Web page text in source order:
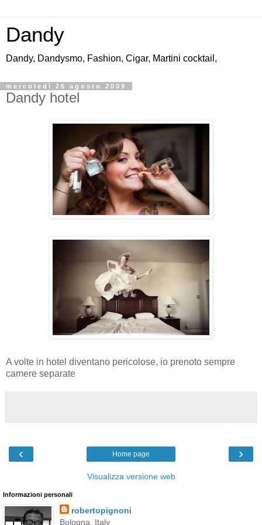
Dandy
Dandy, Dandysmo, Fashion, Cigar, Martini cocktail,
mercoledì 26 agosto 2009
Dandy hotel
A volte in hotel diventano pericolose, io prenoto sempre
camere separate
‹ ›
Home page
Visualizza versione web
Informazioni personali
robertopignoni
Bologna, Italy